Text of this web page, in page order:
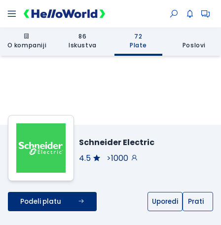
O kompaniji
86
Iskustva
72
Plate
Poslovi
Schneider Electric
4.5
>1000
Podeli platu Uporedi Prati